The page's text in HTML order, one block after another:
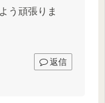
う頑張りま
返信